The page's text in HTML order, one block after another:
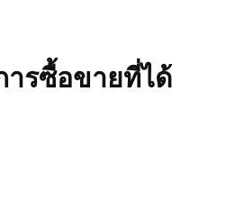
ารซื้อขายที่ได้